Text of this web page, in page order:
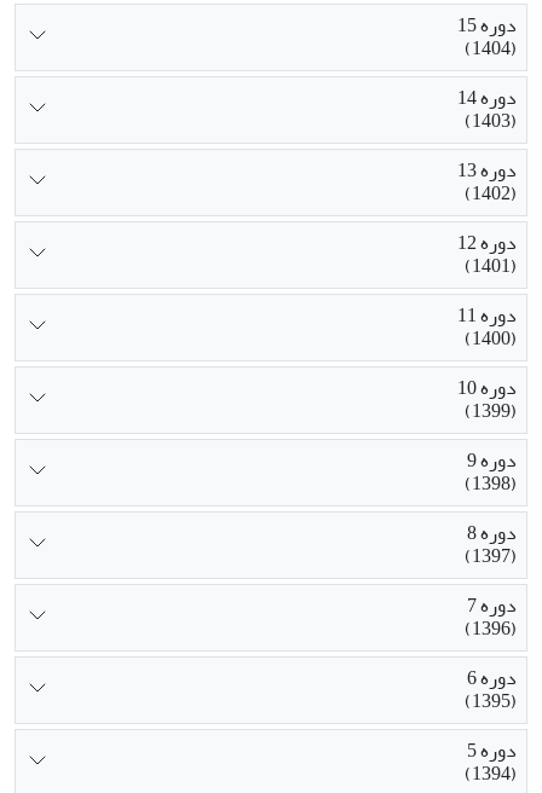
دوره 15
(1404)
دوره 14
(1403)
دوره 13
(1402)
دوره 12
(1401)
دوره 11
(1400)
دوره 10
(1399)
دوره 9
(1398)
دوره 8
(1397)
دوره 7
(1396)
دوره 6
(1395)
دوره 5
(1394)